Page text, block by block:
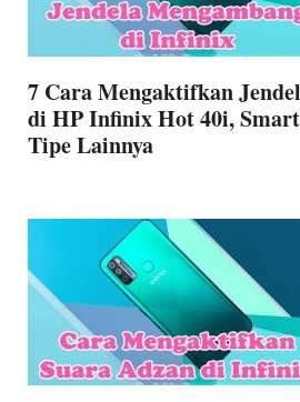
7 Cara Mengaktifkan
di HP Infinix Hot 40i,
Tipe Lainnya